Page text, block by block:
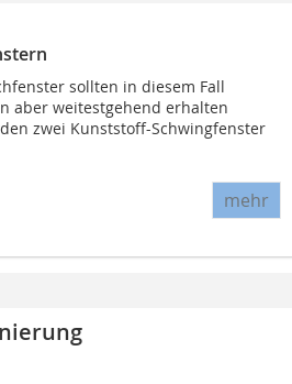
sollten in diesem Fall
aber weitestgehend erhalten
zwei Kunststoff-Schwingfenster
mehr